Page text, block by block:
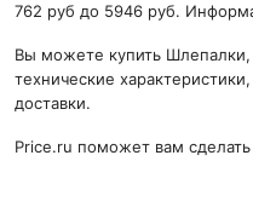
762 руб до 5946 руб.
Вы можете купить Шлепалки,
технические
доставки.
Price.ru поможет вам